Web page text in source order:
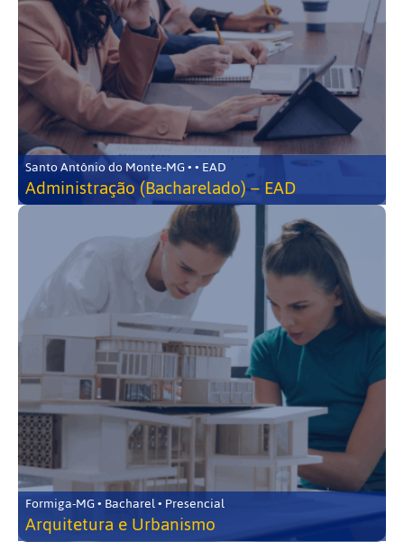
Santo Antônio do Monte-MG • • EAD
Administração (Bacharelado) – EAD
Formiga-MG • Bacharel • Presencial
Arquitetura e Urbanismo